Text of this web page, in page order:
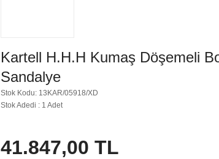
Kartell H.H.H Kumaş Döşemeli
Sandalye
Stok Kodu: 13KAR/05918/XD
Stok Adedi : 1 Adet
41.847,00 TL